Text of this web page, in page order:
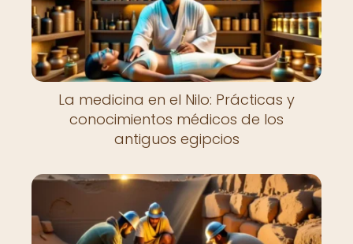
La medicina en el Nilo: Prácticas y
conocimientos médicos de los
antiguos egipcios